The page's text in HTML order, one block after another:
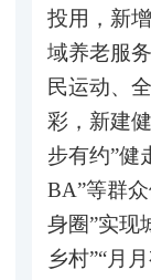
投用，新
域养老服
民运动、
彩，新建
步有约”健
BA”等群
身圈”实现
乡村”“月